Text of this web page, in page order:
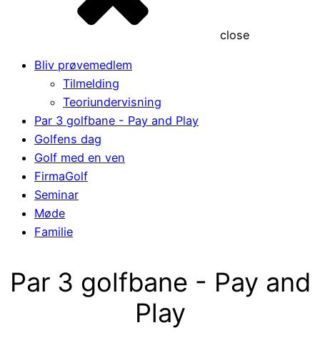
close
Bliv prøvemedlem
Tilmelding
Teoriundervisning
Par 3 golfbane - Pay and Play
Golfens dag
Golf med en ven
FirmaGolf
Seminar
Møde
Familie
Par 3 golfbane - Pay and
Play